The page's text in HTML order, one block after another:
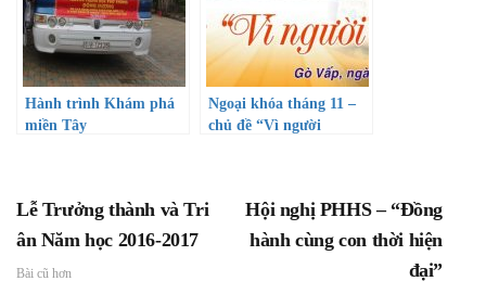
Hành trình Khám phá
miền Tây
Ngoại khóa tháng 11 –
chủ đề “Vì người
Lễ Trưởng thành và Tri
ân Năm học 2016-2017
Bài cũ hơn
Hội nghị PHHS – “Đồng
hành cùng con thời hiện
đại”